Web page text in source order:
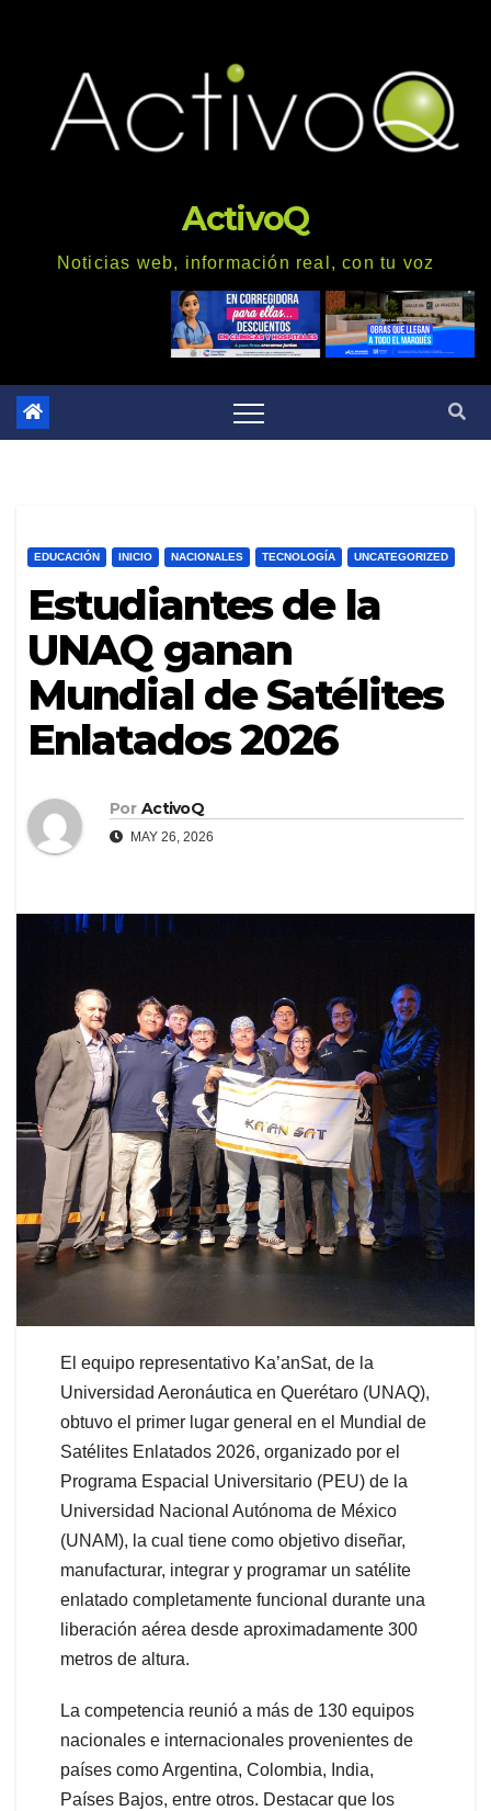
ActivoQ
Noticias web, información real, con tu voz
EDUCACIÓN INICIO NACIONALES TECNOLOGÍA UNCATEGORIZED
Estudiantes de la
UNAQ ganan
Mundial de Satélites
Enlatados 2026
Por ActivoQ
MAY 26, 2026
El equipo representativo Ka’anSat, de la
Universidad Aeronáutica en Querétaro (UNAQ),
obtuvo el primer lugar general en el Mundial de
Satélites Enlatados 2026, organizado por el
Programa Espacial Universitario (PEU) de la
Universidad Nacional Autónoma de México
(UNAM), la cual tiene como objetivo diseñar,
manufacturar, integrar y programar un satélite
enlatado completamente funcional durante una
liberación aérea desde aproximadamente 300
metros de altura.
La competencia reunió a más de 130 equipos
nacionales e internacionales provenientes de
países como Argentina, Colombia, India,
Países Bajos, entre otros. Destacar que los